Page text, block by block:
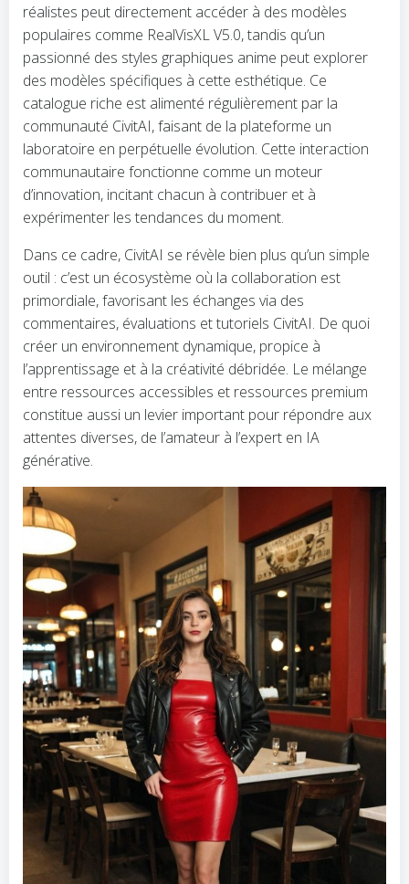
réalistes peut directement accéder à des modèles
populaires comme RealVisXL V5.0, tandis qu’un
passionné des styles graphiques anime peut explorer
des modèles spécifiques à cette esthétique. Ce
catalogue riche est alimenté régulièrement par la
communauté CivitAI, faisant de la plateforme un
laboratoire en perpétuelle évolution. Cette interaction
communautaire fonctionne comme un moteur
d’innovation, incitant chacun à contribuer et à
expérimenter les tendances du moment.
Dans ce cadre, CivitAI se révèle bien plus qu’un simple
outil : c’est un écosystème où la collaboration est
primordiale, favorisant les échanges via des
commentaires, évaluations et tutoriels CivitAI. De quoi
créer un environnement dynamique, propice à
l’apprentissage et à la créativité débridée. Le mélange
entre ressources accessibles et ressources premium
constitue aussi un levier important pour répondre aux
attentes diverses, de l’amateur à l’expert en IA
générative.